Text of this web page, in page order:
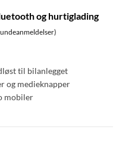
og hurtiglading
til bilanlegget
og medieknapper
mobiler